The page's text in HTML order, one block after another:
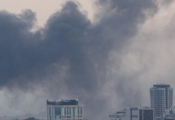
de Sam…
Ituri, tornou-se…
dia 7 de…
falecido senador Lindsey Graham, foi…
180 dias para…